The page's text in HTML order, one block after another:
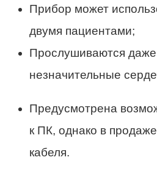
Прибор может
двумя пациентами;
Прослушиваются
незначительные
Предусмотрена
к ПК, однако в
кабеля.